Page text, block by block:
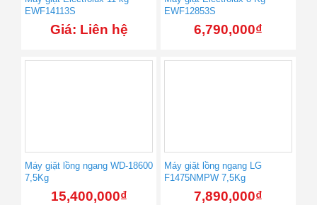
EWF14113S
Giá: Liên hệ
EWF12853S
6,790,000₫
Máy giặt lồng ngang WD-18600
7,5Kg
15,400,000₫
Máy giặt lồng ngang LG
F1475NMPW 7,5Kg
7,890,000₫